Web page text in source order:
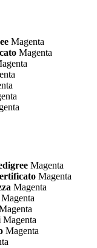
Magenta
Magenta
Magenta
Magenta
Magenta
Magenta
Magenta
Magenta